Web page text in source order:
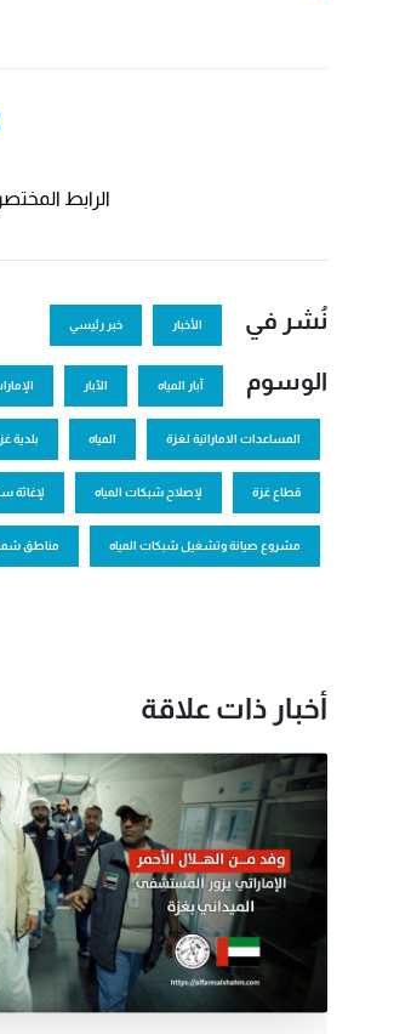
الرابط
نُشر في الأخبار خبر رئيسي
الوسوم آبار المياه الآبار
المساعدات الاماراتية لغزة المياه بلدية
قطاع غزة لإصلاح شبكات المياه لإغاثة سكان
مشروع صيانة وتشغيل شبكات المياه مناطق
أخبار ذات علاقة